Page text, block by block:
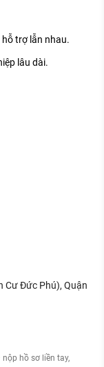
trợ lẫn nhau.
lâu dài.
Cư Đức Phú), Quận
hồ sơ liền tay